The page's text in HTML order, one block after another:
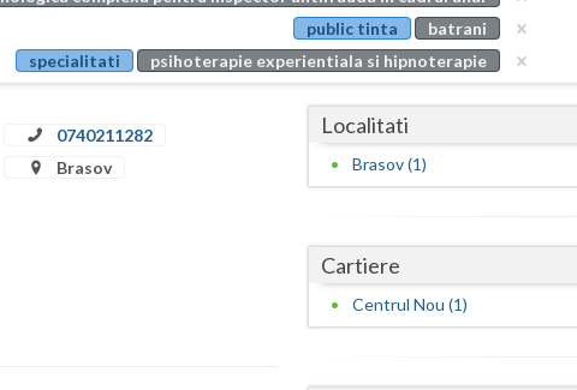
Buzau
Calarasi
Caras-
public tinta
batrani
specialitati
psihoterapie experientiala si hipnoterapie
0740211282
Brasov
Localitati
Brasov (1)
Cartiere
Centrul Nou (1)